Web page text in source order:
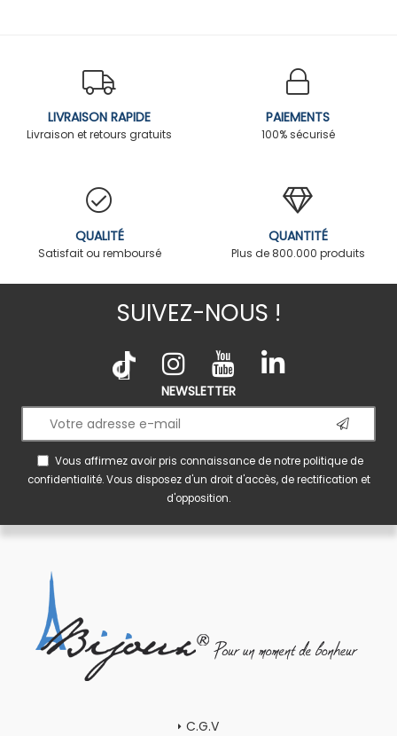
LIVRAISON RAPIDE
Livraison et retours gratuits
PAIEMENTS
100% sécurisé
QUALITÉ
Satisfait ou remboursé
QUANTITÉ
Plus de 800.000 produits
SUIVEZ-NOUS !
NEWSLETTER
Vous affirmez avoir pris connaissance de notrepolitique de
confidentialité. Vous disposez d'un droit d'accès, de rectification et
d'opposition.
C.G.V